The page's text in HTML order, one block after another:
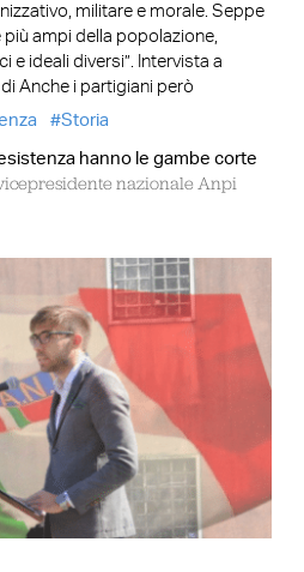
militare e morale. Seppe
ampi della popolazione,
e ideali diversi”. Intervista a
Anche i partigiani però
Storia
hanno le gambe corte
nazionale Anpi